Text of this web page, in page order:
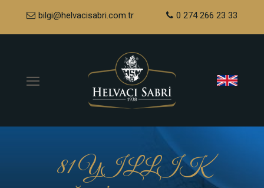
bilgi@helvacisabri.com.tr 0 274 266 23 33
81 YILLIK